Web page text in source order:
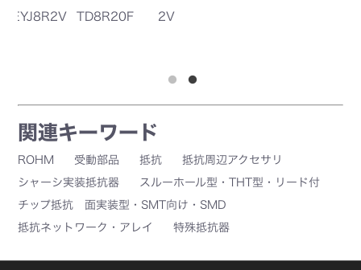
TD8R20F
2V
関連キーワード
ROHM 受動部品 抵抗
抵抗周辺アクセサリ
シャーシ実装抵抗器
スルーホール型・THT型・リード付
チップ抵抗 面実装型・SMT向け・SMD
抵抗ネットワーク・アレイ
特殊抵抗器